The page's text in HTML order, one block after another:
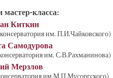
мастер-класса:
Киткин
им. П.И.Чайковского)
Самодурова
им. С.В.Рахманинова)
Мерзлов
им.М.П.Мусоргского)